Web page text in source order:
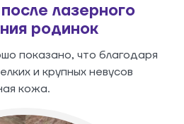
лазерного
родинок
показано, что благодаря
и крупных невусов
кожа.